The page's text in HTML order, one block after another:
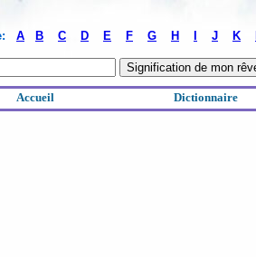
A B C D E F G H J K
Accueil Dictionnaire